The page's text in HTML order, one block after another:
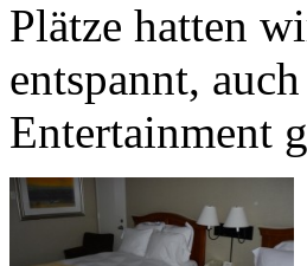
Plätze hatten
entspannt,
Entertainment